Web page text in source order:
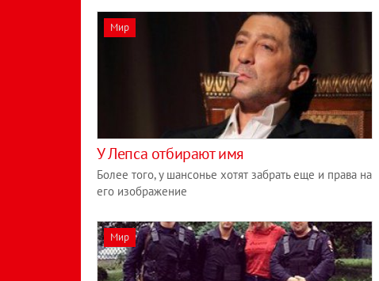
Мир
У Лепса отбирают имя
Более того, у шансонье хотят забрать еще и права на
его изображение
Мир